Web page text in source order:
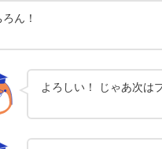
ん！
よろしい！ じゃあ次は